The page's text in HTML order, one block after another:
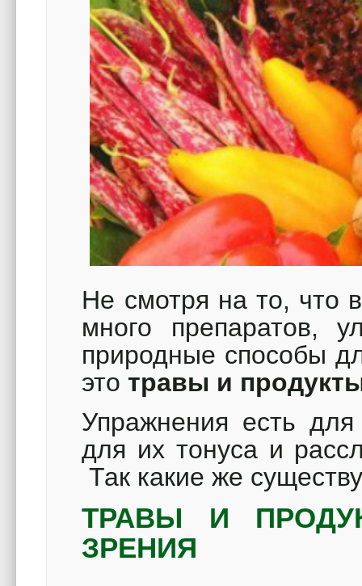
Не смотря на то, что
много препаратов,
природные способы
это травы и
Упражнения есть
для их тонуса и
Так какие же
ТРАВЫ И
ЗРЕНИЯ